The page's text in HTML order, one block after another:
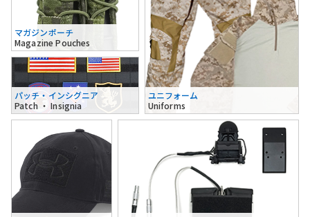
マガジンポーチ
Magazine Pouches
パッチ・インシグニア
Patch ・ Insignia
ユニフォーム
Uniforms